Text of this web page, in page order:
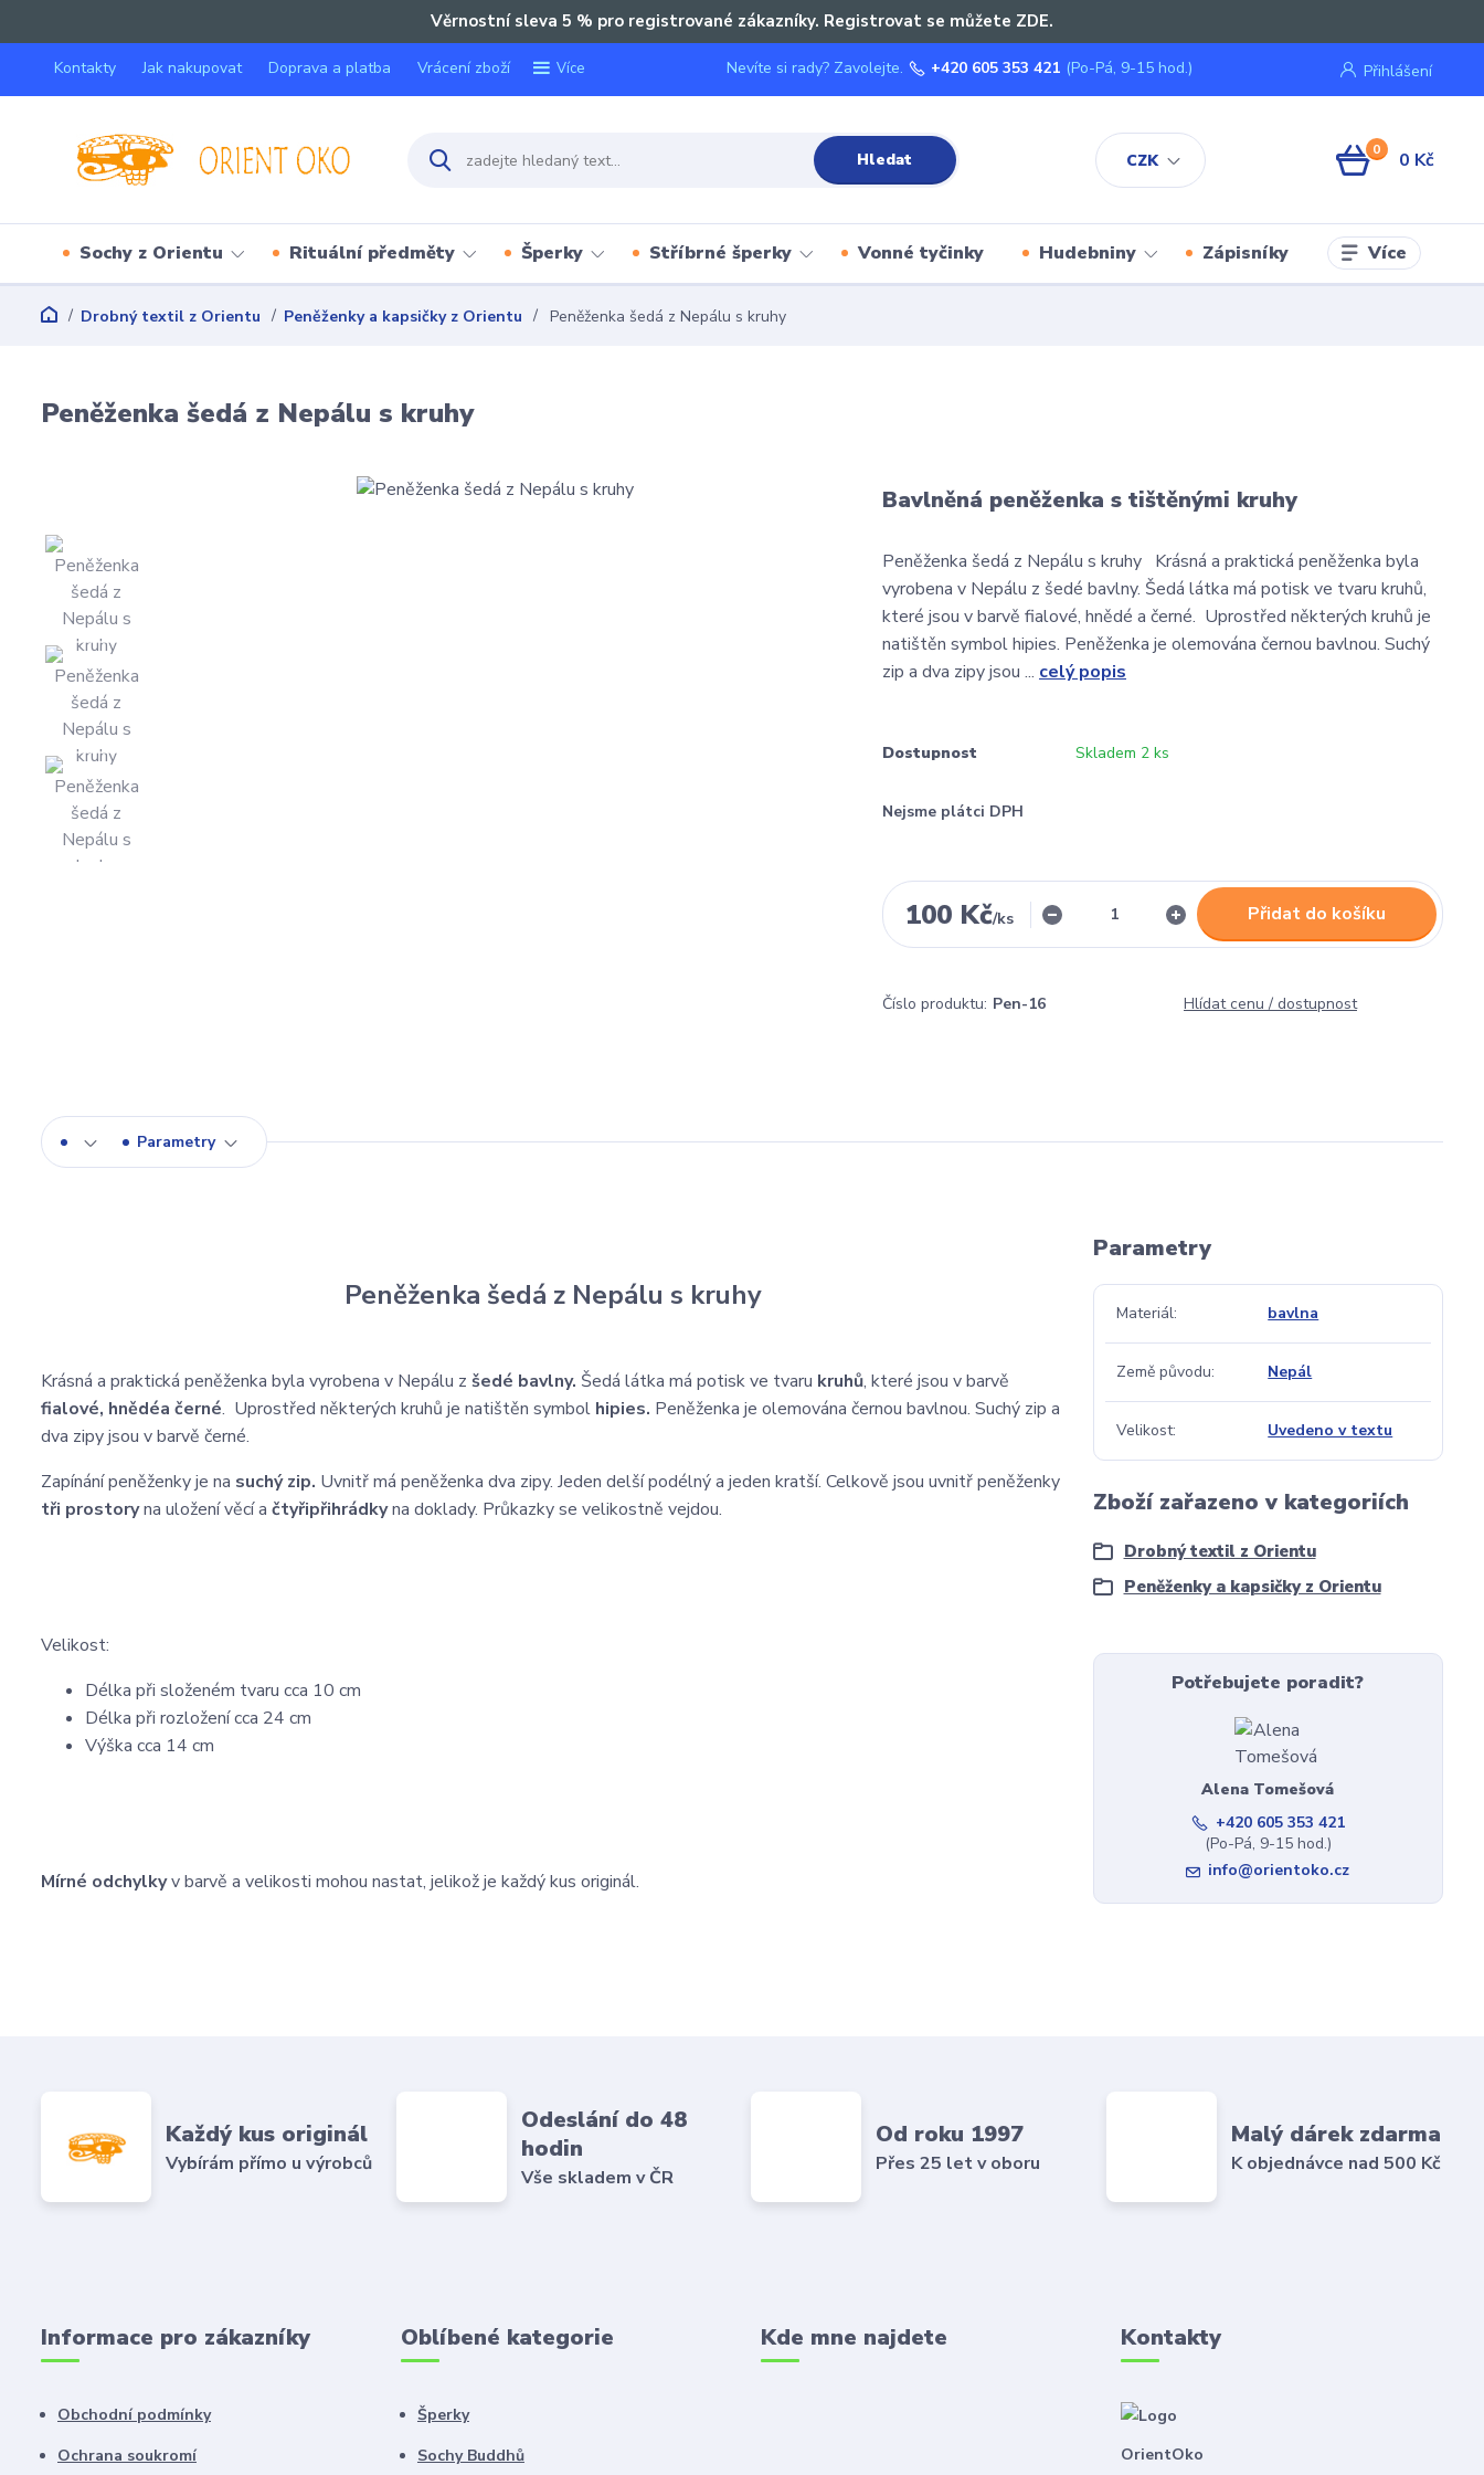
Věrnostní sleva 5 % pro registrované zákazníky. Registrovat se můžete ZDE.
Kontakty Jak nakupovat Doprava a platba Vrácení zboží Více
CZK
Přihlášení
Hledat
Nevíte si rady? Zavolejte. +420 605 353 421 (Po-Pá, 9-15 hod.)
0 0 Kč
Sochy z Orientu Rituální předměty Šperky Stříbrné šperky Vonné tyčinky Hudebniny Zápisníky Více
Drobný textil z Orientu Peněženky a kapsičky z Orientu Peněženka šedá z Nepálu s kruhy
Peněženka šedá z Nepálu s kruhy
Bavlněná peněženka s tištěnými kruhy
Peněženka šedá z Nepálu s kruhy Krásná a praktická peněženka byla
vyrobena v Nepálu z šedé bavlny. Šedá látka má potisk ve tvaru kruhů,
které jsou v barvě fialové, hnědé a černé. Uprostřed některých kruhů je
natištěn symbol hipies. Peněženka je olemována černou bavlnou. Suchý
zip a dva zipy jsou ... celý popis
Dostupnost Skladem 2 ks
Nejsme plátci DPH
100 Kč/ks Přidat do košíku
Číslo produktu: Pen-16 Hlídat cenu / dostupnost
Parametry
Peněženka šedá z Nepálu s kruhy
Krásná a praktická peněženka byla vyrobena v Nepálu z šedé bavlny. Šedá látka má potisk ve tvaru kruhů, které jsou v barvě
fialové, hnědéa černé. Uprostřed některých kruhů je natištěn symbol hipies. Peněženka je olemována černou bavlnou. Suchý zip a
dva zipy jsou v barvě černé.
Zapínání peněženky je na suchý zip. Uvnitř má peněženka dva zipy. Jeden delší podélný a jeden kratší. Celkově jsou uvnitř peněženky
tři prostoryna uložení věcí a čtyřipřihrádkyna doklady. Průkazky se velikostně vejdou.
Velikost:
Délka při složeném tvaru cca 10 cm
Délka při rozložení cca 24 cm
Výška cca 14 cm
Mírné odchylkyv barvě a velikosti mohou nastat, jelikož je každý kus originál.
Parametry
Materiál bavlna
Země původu Nepál
Velikost Uvedeno v textu
Zboží zařazeno v kategoriích
Drobný textil z Orientu
Peněženky a kapsičky z Orientu
Potřebujete poradit?
Alena Tomešová
+420 605 353 421
(Po-Pá, 9-15 hod.)
info@orientoko.cz
Každý kus originál
Vybírám přímo u výrobců
Odeslání do 48
hodin
Vše skladem v ČR
Od roku 1997
Přes 25 let v oboru
Malý dárek zdarma
K objednávce nad 500 Kč
Informace pro zákazníky
Obchodní podmínky
Ochrana soukromí
Oblíbené kategorie
Šperky
Sochy Buddhů
Kde mne najdete Kontakty
OrientOko